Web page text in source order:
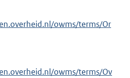
owms/terms/Or
owms/terms/Ov